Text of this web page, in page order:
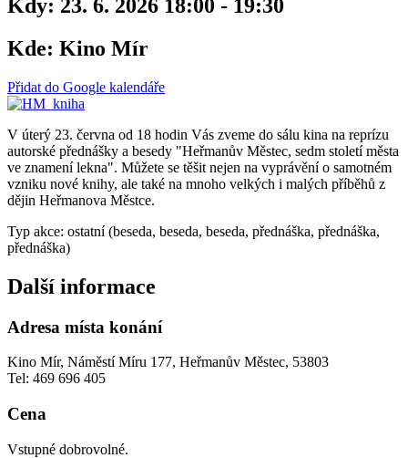
Kdy: 23. 6. 2026 18:00 - 19:30
Kde: Kino Mír
Přidat do Google kalendáře
V úterý 23. června od 18 hodin Vás zveme do sálu kina na reprízu
autorské přednášky a besedy "Heřmanův Městec, sedm století města
ve znamení lekna". Můžete se těšit nejen na vyprávění o samotném
vzniku nové knihy, ale také na mnoho velkých i malých příběhů z
dějin Heřmanova Městce.
Typ akce: ostatní (beseda, beseda, beseda, přednáška, přednáška,
přednáška)
Další informace
Adresa místa konání
Kino Mír, Náměstí Míru 177, Heřmanův Městec, 53803
Tel: 469 696 405
Cena
Vstupné dobrovolné.